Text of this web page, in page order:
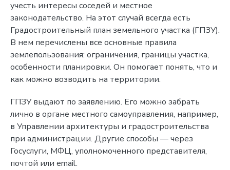
учесть интересы соседей и местное
законодательство. На этот случай всегда есть
Градостроительный план земельного участка (ГПЗУ).
В нем перечислены все основные правила
землепользования: ограничения, границы участка,
особенности планировки. Он помогает понять, что и
как можно возводить на территории.
ГПЗУ выдают по заявлению. Его можно забрать
лично в органе местного самоуправления, например,
в Управлении архитектуры и градостроительства
при администрации. Другие способы — через
Госуслуги, МФЦ, уполномоченного представителя,
почтой или email.